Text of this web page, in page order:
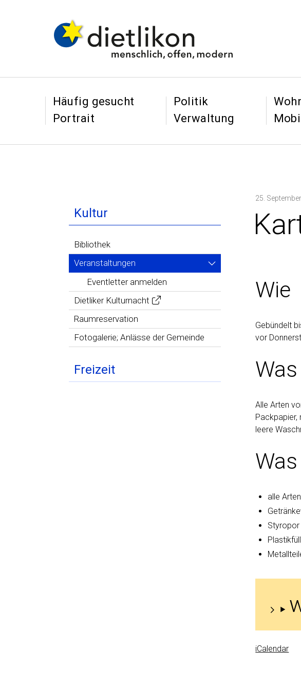
Navigieren in Dietlikon
Schnellnavigation
Häufig gesucht
Portrait
Politik
Verwaltung
Inhaltsnavigation:
Kultur
Bibliothek
Veranstaltungen
Eventletter anmelden
Dietliker Kulturnacht
Raumreservation
Fotogalerie; Anlässe der Gemeinde
Freizeit
25.
Wie
Gebündelt
vor
Was
Alle Arten
Packpapier,
leere
alle
Styropor
iCalendar